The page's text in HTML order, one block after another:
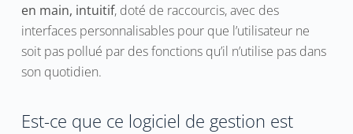
en main, intuitif, doté de raccourcis, avec des
interfaces personnalisables pour que l’utilisateur ne
soit pas pollué par des fonctions qu’il n’utilise pas dans
son quotidien.
Est-ce que ce logiciel de gestion est